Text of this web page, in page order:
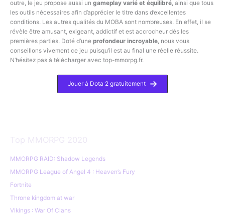
outre, le jeu propose aussi un gameplay varié et équilibré, ainsi que tous
les outils nécessaires afin d’apprécier le titre dans d’excellentes
conditions. Les autres qualités du MOBA sont nombreuses. En effet, il se
révèle être amusant, exigeant, addictif et est accrocheur dès les
premières parties. Doté d’une profondeur incroyable, nous vous
conseillons vivement ce jeu puisqu’il est au final une réelle réussite.
N’hésitez pas à télécharger avec top-mmorpg.fr.
Jouer à Dota 2 gratuitement
Top MMORPG 2020
MMORPG RAID: Shadow Legends
MMORPG League of Angel 4 : Heaven’s Fury
Fortnite
Throne kingdom at war
Vikings : War Of Clans